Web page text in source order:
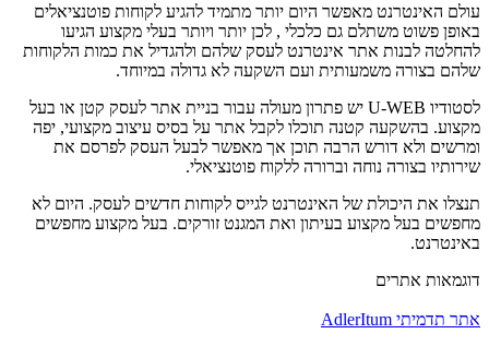
עולם האינטרנט מאפשר היום יותר מתמיד להגיע לקוחות פוטנציאלים
באופן פשוט משתלם גם כלכלי , לכן יותר ויותר בעלי מקצוע הגיעו
להחלטה לבנות אתר אינטרנט לעסק שלהם ולהגדיל את כמות הלקוחות
שלהם בצורה משמעותית ועם השקעה לא גדולה במיוחד.
לסטודיו U-WEB יש פתרון מעולה עבור בניית אתר לעסק קטן או בעל
מקצוע. בהשקעה קטנה תוכלו לקבל אתר על בסיס עיצוב מקצועי, יפה
ומרשים ולא דורש הרבה תוכן אך מאפשר לבעל העסק לפרסם את
שירותיו בצורה נוחה וברורה ללקוח פוטנציאלי.
תנצלו את היכולת של האינטרנט לגייס לקוחות חדשים לעסק. היום לא
מחפשים בעל מקצוע בעיתון ואת המגנט זורקים. בעל מקצוע מחפשים
באינטרנט.
דוגמאות אתרים
אתר תדמיתי AdlerItum